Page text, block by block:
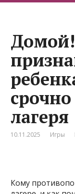
лагеря
10.11.2025 Игры
Кому